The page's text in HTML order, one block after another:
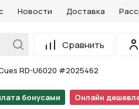
Новости Доставка
Сравнить
RD-U6020 #2025462
бонусами Онлайн